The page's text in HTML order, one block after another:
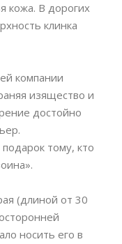
кожа. В дорогих
клинка
компании
изящество и
достойно
тому, кто
(длиной от 30
носить его в